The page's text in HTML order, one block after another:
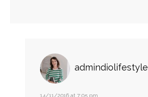
admindiolifestyle